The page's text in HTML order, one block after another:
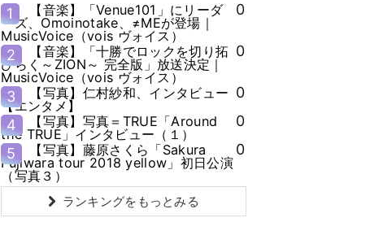
1
【音楽】「Venue101」にリーダ
ーズ、Omoinotake、≠MEが登場｜
MusicVoice（vois ヴォイス）
0
2
【音楽】「十勝でロックを切り拓
ひらく～ZION～ 完全版」放送決定｜
MusicVoice（vois ヴォイス）
0
3
【写真】仁村紗和、インタビュー
【エンタメ】
0
4
【写真】写真＝TRUE「Around
the TRUE」インタビュー（１）
0
5
【写真】藤原さくら「Sakura
Fujiwara tour 2018 yellow」初日公演
（写真３）
0
ランキングをもっとみる